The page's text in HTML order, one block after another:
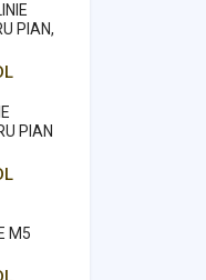
PIAN,
F15
PIAN
X3
M5